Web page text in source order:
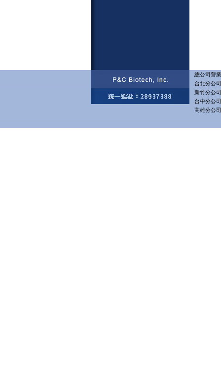
總公司營
台北分公
新竹分公
台中分公
高雄分公